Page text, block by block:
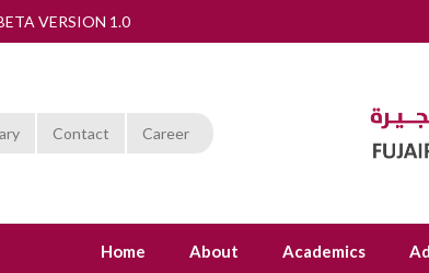
VERSION 1.0
Contact Career
Home About Academics